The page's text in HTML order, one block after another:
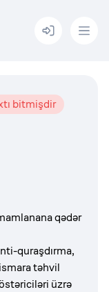
Menu
bitmişdir
qədər
quraşdırma,
təhvil
üzrə